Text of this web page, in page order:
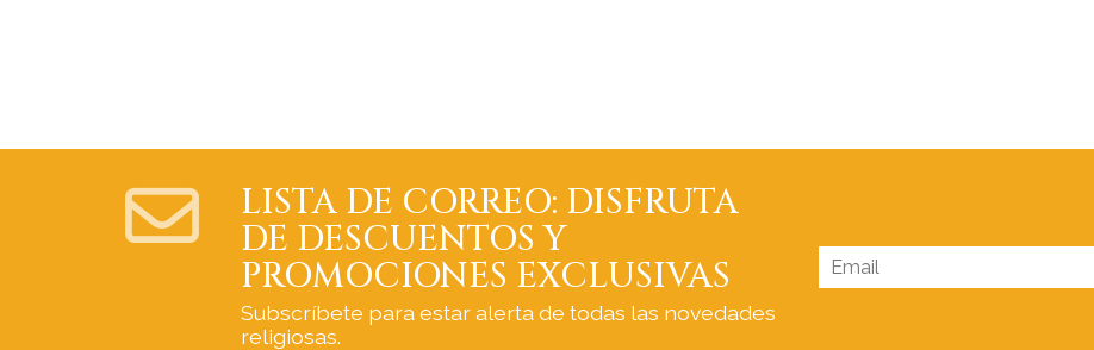
LISTA DE CORREO: DISFRUTA
DE DESCUENTOS Y
PROMOCIONES EXCLUSIVAS
Subscríbete para estar alerta de todas las novedades
religiosas.